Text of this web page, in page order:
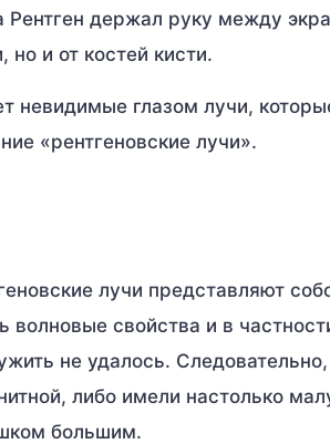
Рентген держал руку между
но и от костей кисти.
невидимые глазом лучи,
«рентгеновские лучи».
лучи представляют
свойства и в
не удалось.
либо имели настолько
большим.